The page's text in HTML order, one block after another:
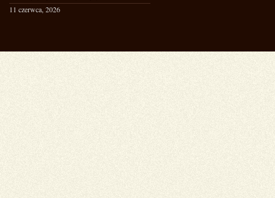
11 czerwca, 2026